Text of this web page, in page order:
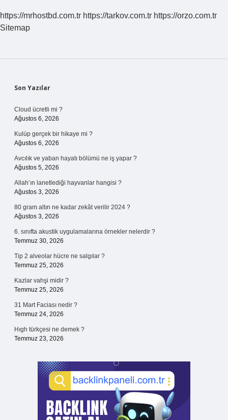
https://mrhostbd.com.tr https://tarkov.com.tr https://orzo.com.tr
Sitemap
Sidebar
Son Yazılar
Cloud ücretli mi ?
Ağustos 6, 2026
Kulüp gerçek bir hikaye mi ?
Ağustos 6, 2026
Avcılık ve yaban hayatı bölümü ne iş yapar ?
Ağustos 5, 2026
Allah’ın lanetlediği hayvanlar hangisi ?
Ağustos 3, 2026
80 gram altın ne kadar zekât verilir 2024 ?
Ağustos 3, 2026
6. sınıfta akustik uygulamalarına örnekler nelerdir ?
Temmuz 30, 2026
Tip 2 alveolar hücre ne salgılar ?
Temmuz 25, 2026
Kazlar vahşi midir ?
Temmuz 25, 2026
31 Mart Faciası nedir ?
Temmuz 24, 2026
Hıgh türkçesi ne demek ?
Temmuz 23, 2026